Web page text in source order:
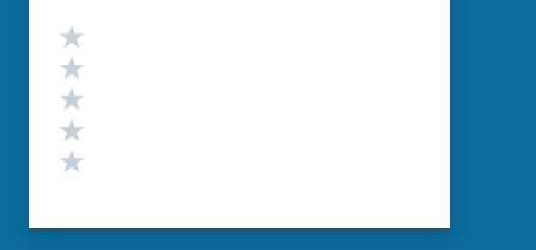
Valutazione